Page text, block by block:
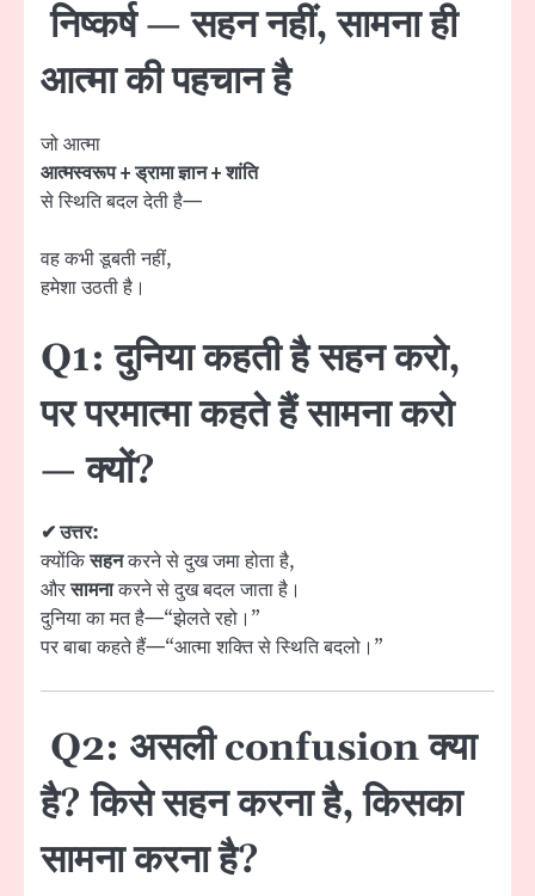
निष्कर्ष — सहन नहीं, सामना ही
आत्मा की पहचान है
जो आत्मा
आत्मस्वरूप + ड्रामा ज्ञान + शांति
से स्थिति बदल देती है—
वह कभी डूबती नहीं,
हमेशा उठती है।
Q1: दुनिया कहती है सहन करो,
पर परमात्मा कहते हैं सामना करो
— क्यों?
✔ उत्तर:
क्योंकिसहनकरने से दुख जमा होता है,
औरसामनाकरने से दुख बदल जाता है।
दुनिया का मत है—“झेलते रहो।”
पर बाबा कहते हैं—“आत्मा शक्ति से स्थिति बदलो।”
Q2: असली confusion क्या
है? किसे सहन करना है, किसका
सामना करना है?